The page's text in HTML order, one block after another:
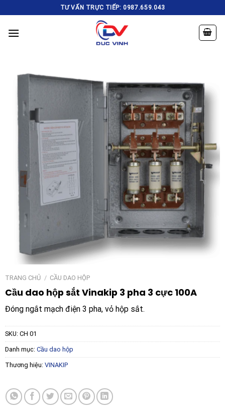
to
content
TƯ VẤN TRỰC TIẾP: 0987.659.043
TRANG CHỦ / CẦU DAO HỘP
Cầu dao hộp sắt Vinakip 3 pha 3 cực 100A
Đóng ngắt mạch điện 3 pha, vỏ hộp sắt.
SKU: CH 01
Danh mục: Cầu dao hộp
Thương hiệu: VINAKIP